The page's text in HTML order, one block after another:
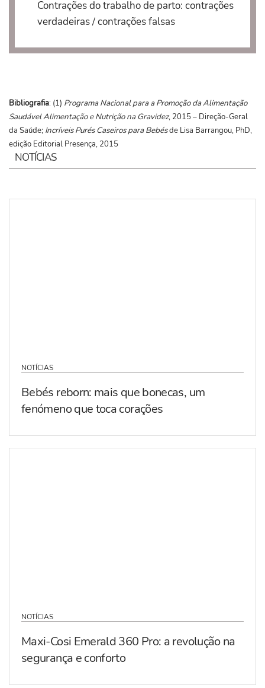
Contrações do trabalho de parto: contrações
verdadeiras / contrações falsas
Bibliografia: (1) Programa Nacional para a Promoção da Alimentação
Saudável Alimentação e Nutrição na Gravidez, 2015 – Direção-Geral
da Saúde; Incríveis Purés Caseiros para Bebésde Lisa Barrangou, PhD,
edição Editorial Presença, 2015
NOTÍCIAS
NOTÍCIAS
Bebés reborn: mais que bonecas, um
fenómeno que toca corações
NOTÍCIAS
Maxi-Cosi Emerald 360 Pro: a revolução na
segurança e conforto